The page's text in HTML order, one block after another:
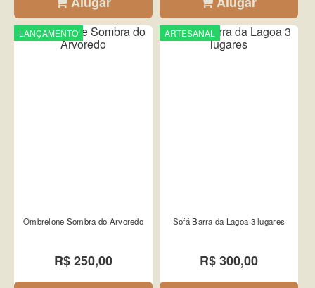
LANÇAMENTO
Ombrelone Sombra do Arvoredo
R$ 250,00
ARTESANAL
Sofá Barra da Lagoa 3 lugares
R$ 300,00